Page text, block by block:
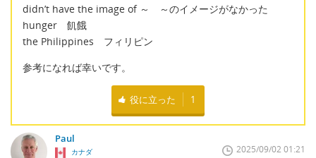
didn’t have the image of ～ ～のイメージがなかった
hunger 飢餓
the Philippines フィリピン
参考になれば幸いです。
役に立った 1
Paul
カナダ 2025/09/02 01:21